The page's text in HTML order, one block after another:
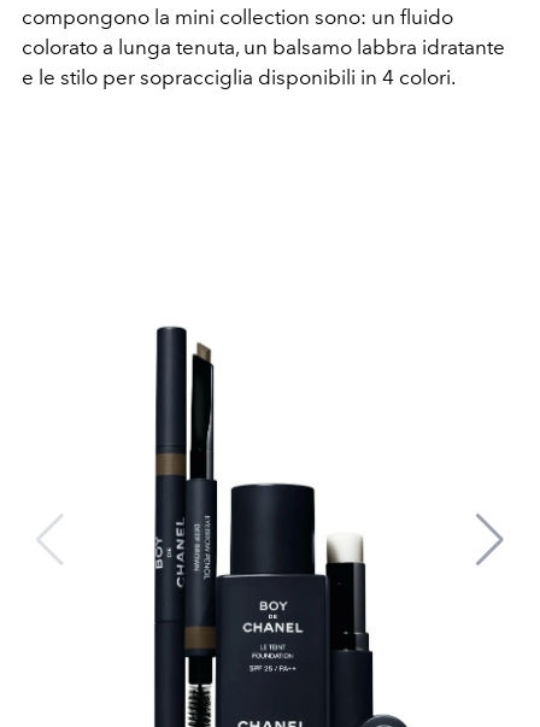
compongono la mini collection sono: un fluido
colorato a lunga tenuta, un balsamo labbra idratante
e le stilo per sopracciglia disponibili in 4 colori.